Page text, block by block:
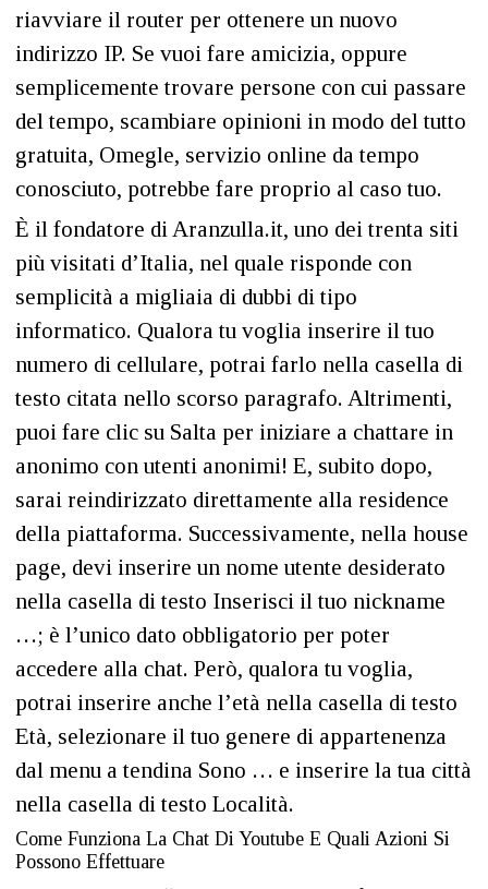
riavviare il router per ottenere un nuovo
indirizzo IP. Se vuoi fare amicizia, oppure
semplicemente trovare persone con cui passare
del tempo, scambiare opinioni in modo del tutto
gratuita, Omegle, servizio online da tempo
conosciuto, potrebbe fare proprio al caso tuo.
È il fondatore di Aranzulla.it, uno dei trenta siti
più visitati d’Italia, nel quale risponde con
semplicità a migliaia di dubbi di tipo
informatico. Qualora tu voglia inserire il tuo
numero di cellulare, potrai farlo nella casella di
testo citata nello scorso paragrafo. Altrimenti,
puoi fare clic su Salta per iniziare a chattare in
anonimo con utenti anonimi! E, subito dopo,
sarai reindirizzato direttamente alla residence
della piattaforma. Successivamente, nella house
page, devi inserire un nome utente desiderato
nella casella di testo Inserisci il tuo nickname
…; è l’unico dato obbligatorio per poter
accedere alla chat. Però, qualora tu voglia,
potrai inserire anche l’età nella casella di testo
Età, selezionare il tuo genere di appartenenza
dal menu a tendina Sono … e inserire la tua città
nella casella di testo Località.
Come Funziona La Chat Di Youtube E Quali Azioni Si
Possono Effettuare